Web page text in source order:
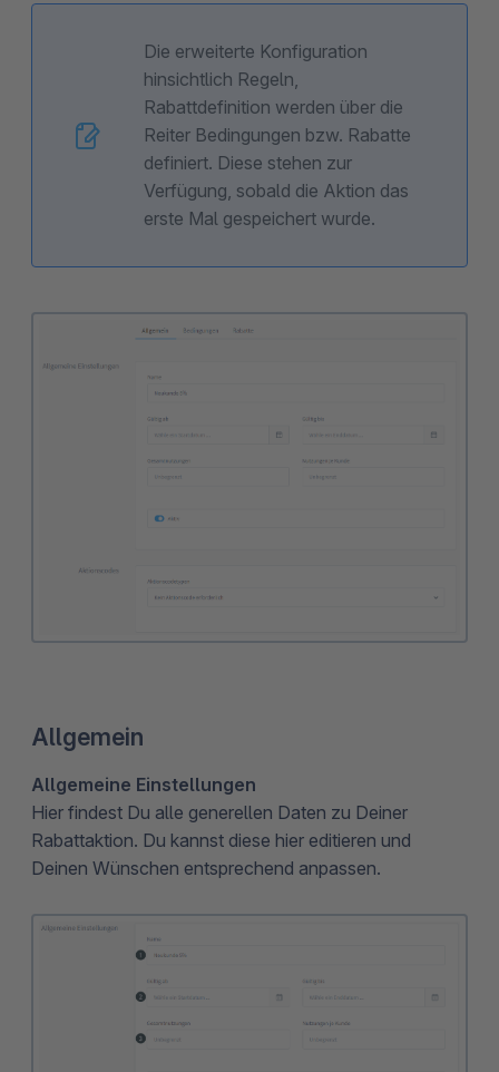
Die erweiterte Konfiguration
hinsichtlich Regeln,
Rabattdefinition werden über die
Reiter Bedingungen bzw. Rabatte
definiert. Diese stehen zur
Verfügung, sobald die Aktion das
erste Mal gespeichert wurde.
Allgemein
Allgemeine Einstellungen
Hier findest Du alle generellen Daten zu Deiner
Rabattaktion. Du kannst diese hier editieren und
Deinen Wünschen entsprechend anpassen.